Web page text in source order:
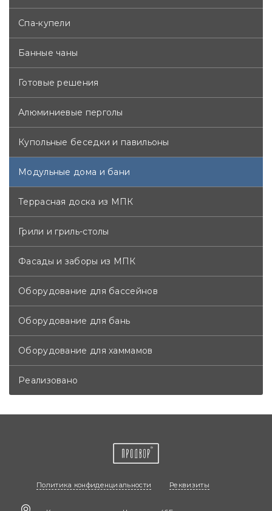
Спа-купели
Банные чаны
Готовые решения
Алюминиевые перголы
Купольные беседки и павильоны
Модульные дома и бани
Террасная доска из МПК
Грили и гриль-столы
Фасады и заборы из МПК
Оборудование для бассейнов
Оборудование для бань
Оборудование для хаммамов
Реализовано
Политика конфиденциальности Реквизиты